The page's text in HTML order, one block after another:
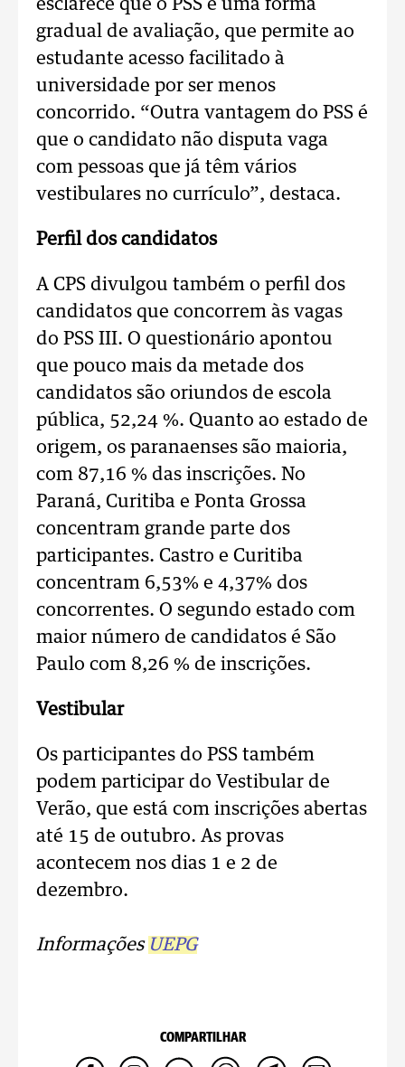
esclarece que o PSS é uma forma
gradual de avaliação, que permite ao
estudante acesso facilitado à
universidade por ser menos
concorrido. “Outra vantagem do PSS é
que o candidato não disputa vaga
com pessoas que já têm vários
vestibulares no currículo”, destaca.
Perfil dos candidatos
A CPS divulgou também o perfil dos
candidatos que concorrem às vagas
do PSS III. O questionário apontou
que pouco mais da metade dos
candidatos são oriundos de escola
pública, 52,24 %. Quanto ao estado de
origem, os paranaenses são maioria,
com 87,16 % das inscrições. No
Paraná, Curitiba e Ponta Grossa
concentram grande parte dos
participantes. Castro e Curitiba
concentram 6,53% e 4,37% dos
concorrentes. O segundo estado com
maior número de candidatos é São
Paulo com 8,26 % de inscrições.
Vestibular
Os participantes do PSS também
podem participar do Vestibular de
Verão, que está com inscrições abertas
até 15 de outubro. As provas
acontecem nos dias 1 e 2 de
dezembro.
Informações UEPG
COMPARTILHAR